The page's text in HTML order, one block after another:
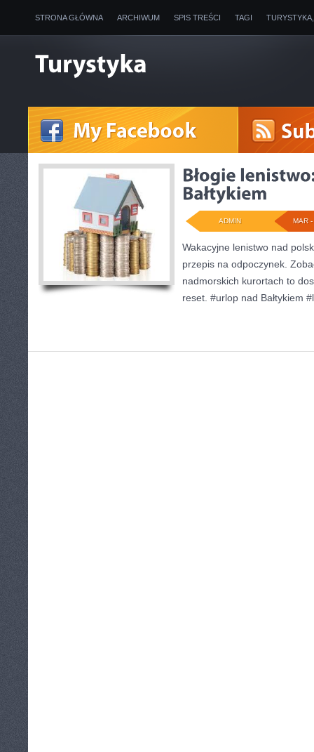
STRONA GŁÓWNA ARCHIWUM SPIS TREŚCI TAGI
MAR
ADMIN
Wakacyjne lenistwo nad
przepis na odpoczynek.
nadmorskich kurortach to
reset. #urlop nad Bałtykiem